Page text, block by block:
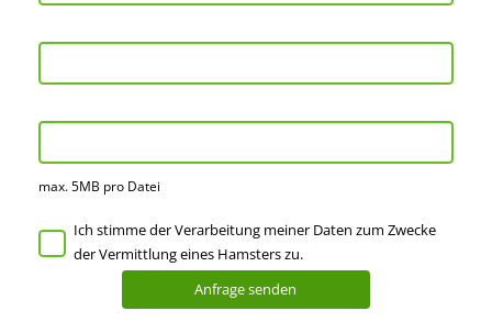
max. 5MB pro Datei
Ich stimme der Verarbeitung meiner Daten zum Zwecke
der Vermittlung eines Hamsters zu.